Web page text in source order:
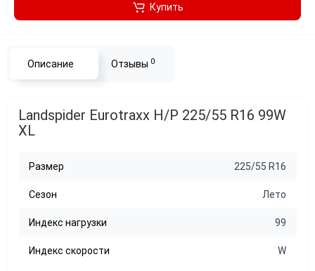
Купить
Описание Отзывы 0
Landspider Eurotraxx H/P 225/55 R16 99W
XL
Размер 225/55 R16
Сезон Лето
Индекс нагрузки 99
Индекс скорости W